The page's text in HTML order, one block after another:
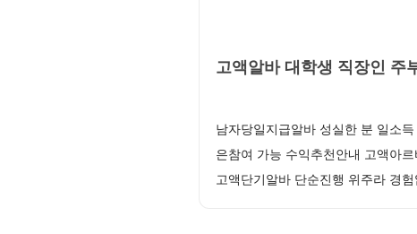
고액알바 대학생 직장인 주
남자당일지급알바 성실한 분 일소
은참여 가능 수익추천안내 고액아
고액단기알바 단순진행 위주라 경